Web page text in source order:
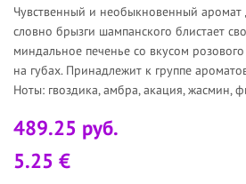
Чувственный и необыкновенный
словно брызги шампанского блистает
миндальное печенье со вкусом розового
на губах. Принадлежит к группе
Ноты: гвоздика, амбра, акация, жасмин,
489.25 руб.
5.25 €